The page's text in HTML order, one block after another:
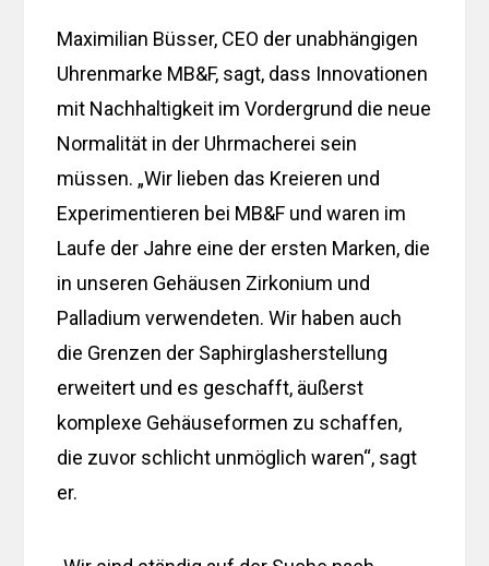
Maximilian Büsser, CEO der unabhängigen
Uhrenmarke MB&F, sagt, dass Innovationen
mit Nachhaltigkeit im Vordergrund die neue
Normalität in der Uhrmacherei sein
müssen. „Wir lieben das Kreieren und
Experimentieren bei MB&F und waren im
Laufe der Jahre eine der ersten Marken, die
in unseren Gehäusen Zirkonium und
Palladium verwendeten. Wir haben auch
die Grenzen der Saphirglasherstellung
erweitert und es geschafft, äußerst
komplexe Gehäuseformen zu schaffen,
die zuvor schlicht unmöglich waren“, sagt
er.